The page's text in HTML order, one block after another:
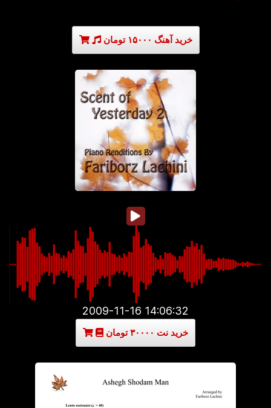
خرید آهنگ ۱۵۰۰۰ تومان
2009-11-16 14:06:32
خرید نت ۳۰۰۰۰ تومان